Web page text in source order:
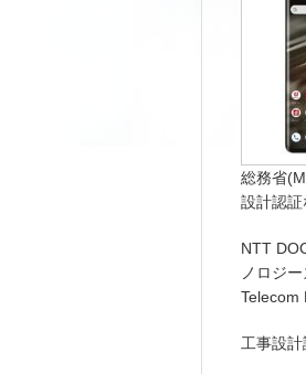
総務省
設計認証
NTT
ノロジ
Telecom
工事設計